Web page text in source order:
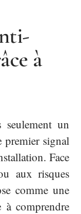
à
un
premier signal
Face
aux risques
comme une
à comprendre